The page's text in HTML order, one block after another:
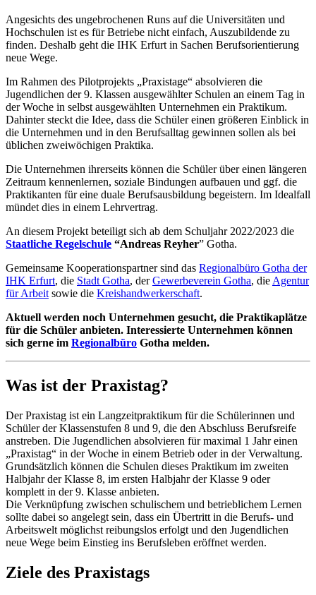
Angesichts des ungebrochenen Runs auf die Universitäten und
Hochschulen ist es für Betriebe nicht einfach, Auszubildende zu
finden. Deshalb geht die IHK Erfurt in Sachen Berufsorientierung
neue Wege.
Im Rahmen des Pilotprojekts „Praxistage“ absolvieren die
Jugendlichen der 9. Klassen ausgewählter Schulen an einem Tag in
der Woche in selbst ausgewählten Unternehmen ein Praktikum.
Dahinter steckt die Idee, dass die Schüler einen größeren Einblick in
die Unternehmen und in den Berufsalltag gewinnen sollen als bei
üblichen zweiwöchigen Praktika.
Die Unternehmen ihrerseits können die Schüler über einen längeren
Zeitraum kennenlernen, soziale Bindungen aufbauen und ggf. die
Praktikanten für eine duale Berufsausbildung begeistern. Im Idealfall
mündet dies in einem Lehrvertrag.
An diesem Projekt beteiligt sich ab dem Schuljahr 2022/2023 die
Staatliche Regelschule “Andreas Reyher” Gotha.
Gemeinsame Kooperationspartner sind das Regionalbüro Gotha der
IHK Erfurt, die Stadt Gotha, derGewerbeverein Gotha, die Agentur
für Arbeit sowie die Kreishandwerkerschaft.
Aktuell werden noch Unternehmen gesucht, die Praktikaplätze
für die Schüler anbieten. Interessierte Unternehmen können
sich gerne im Regionalbüro Gotha melden.
Was ist der Praxistag?
Der Praxistag ist ein Langzeitpraktikum für die Schülerinnen und
Schüler der Klassenstufen 8 und 9, die den Abschluss Berufsreife
anstreben. Die Jugendlichen absolvieren für maximal 1 Jahr einen
„Praxistag“ in der Woche in einem Betrieb oder in der Verwaltung.
Grundsätzlich können die Schulen dieses Praktikum im zweiten
Halbjahr der Klasse 8, im ersten Halbjahr der Klasse 9 oder
komplett in der 9. Klasse anbieten.
Die Verknüpfung zwischen schulischem und betrieblichem Lernen
sollte dabei so angelegt sein, dass ein Übertritt in die Berufs- und
Arbeitswelt möglichst reibungslos erfolgt und den Jugendlichen
neue Wege beim Einstieg ins Berufsleben eröffnet werden.
Ziele des Praxistags